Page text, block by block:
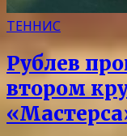
ТЕННИС
Рублев
втором